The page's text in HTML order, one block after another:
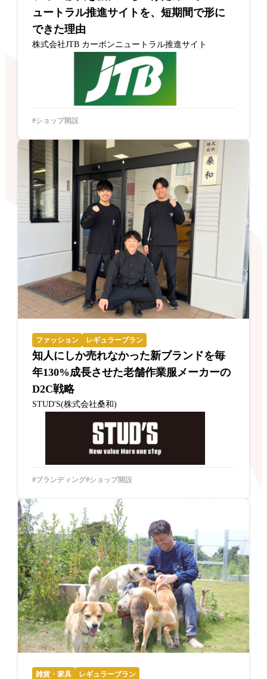
ュートラル推進サイトを、短期間で形に
できた理由
株式会社JTB カーボンニュートラル推進サイト
ショップ開設
ファッション レギュラープラン
知人にしか売れなかった新ブランドを毎
年130%成長させた老舗作業服メーカーの
D2C戦略
STUD'S(株式会社桑和)
ブランディング ショップ開設
雑貨・家具 レギュラープラン